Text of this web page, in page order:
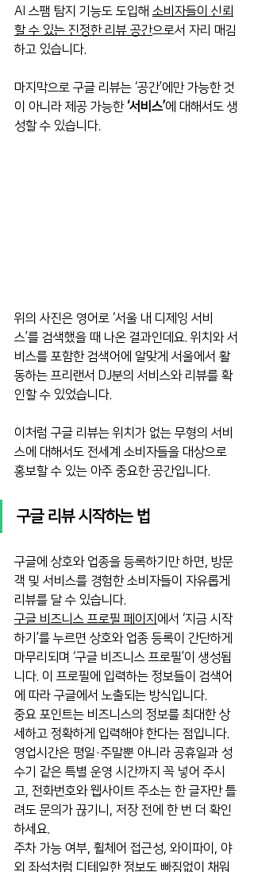
AI 스팸 탐지 기능도 도입해 소비자들이 신뢰
할 수 있는 진정한 리뷰 공간으로서 자리 매김
하고 있습니다.
마지막으로 구글 리뷰는 ‘공간’에만 가능한 것
이 아니라 제공 가능한 ‘서비스’에 대해서도 생
성할 수 있습니다.
위의 사진은 영어로 ‘서울 내 디제잉 서비
스’를 검색했을 때 나온 결과인데요. 위치와 서
비스를 포함한 검색어에 알맞게 서울에서 활
동하는 프리랜서 DJ분의 서비스와 리뷰를 확
인할 수 있었습니다.
이처럼 구글 리뷰는 위치가 없는 무형의 서비
스에 대해서도 전세계 소비자들을 대상으로
홍보할 수 있는 아주 중요한 공간입니다.
﻿구글 리뷰 시작하는 법
구글에 상호와 업종을 등록하기만 하면, 방문
객 및 서비스를 경험한 소비자들이 자유롭게
리뷰를 달 수 있습니다.
구글 비즈니스 프로필 페이지 에서 ‘지금 시작
하기’를 누르면 상호와 업종 등록이 간단하게
마무리되며 ‘구글 비즈니스 프로필’이 생성됩
니다. 이 프로필에 입력하는 정보들이 검색어
에 따라 구글에서 노출되는 방식입니다.
중요 포인트는 비즈니스의 정보를 최대한 상
세하고 정확하게 입력해야 한다는 점입니다.
영업시간은 평일·주말뿐 아니라 공휴일과 성
수기 같은 특별 운영 시간까지 꼭 넣어 주시
고, 전화번호와 웹사이트 주소는 한 글자만 틀
려도 문의가 끊기니, 저장 전에 한 번 더 확인
하세요.
주차 가능 여부, 휠체어 접근성, 와이파이, 야
외 좌석처럼 디테일한 정보도 빠짐없이 채워